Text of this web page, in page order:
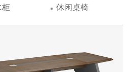
柜 休闲桌椅